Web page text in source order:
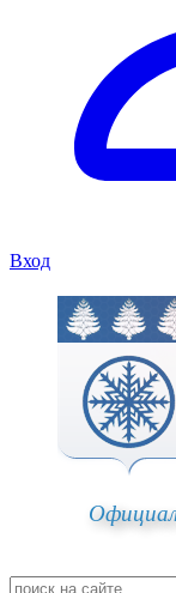
Вход